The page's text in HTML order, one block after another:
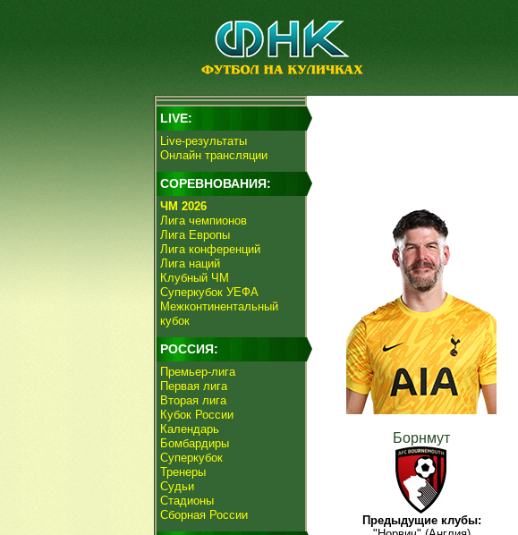
LIVE:
Live-результаты
Онлайн трансляции
СОРЕВНОВАНИЯ:
ЧМ 2026
Лига чемпионов
Лига Европы
Лига конференций
Лига наций
Клубный ЧМ
Суперкубок УЕФА
Межконтинентальный
кубок
РОССИЯ:
Премьер-лига
Первая лига
Вторая лига
Кубок России
Календарь
Бомбардиры
Суперкубок
Тренеры
Судьи
Стадионы
Сборная России
Борнмут
Предыдущие клубы: